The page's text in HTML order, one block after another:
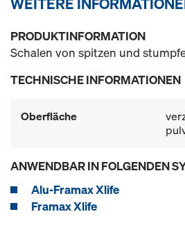
PRODUKTINFORMATION
Schalen von spitzen und
TECHNISCHE INFORMATIONEN
Oberfläche
ANWENDBAR IN FOLGENDEN
Alu-Framax Xlife
Framax Xlife